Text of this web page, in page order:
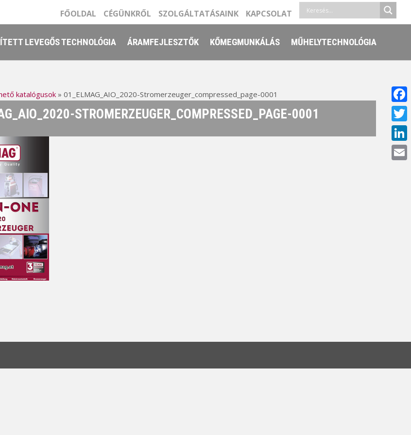
FŐOLDAL CÉGÜNKRŐL SZOLGÁLTATÁSAINK KAPCSOLAT
LEVEGŐS TECHNOLÓGIA ÁRAMFEJLESZTŐK KŐMEGMUNKÁLÁS MŰHELYTECHNOLÓGIA
katalógusok» 01_ELMAG_AIO_2020-Stromerzeuger_compressed_page-0001
STROMERZEUGER_COMPRESSED_PAGE-0001